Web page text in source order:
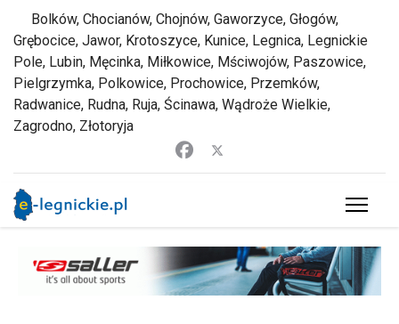
Bolków, Chocianów, Chojnów, Gaworzyce, Głogów,
Grębocice, Jawor, Krotoszyce, Kunice, Legnica, Legnickie
Pole, Lubin, Męcinka, Miłkowice, Mściwojów, Paszowice,
Pielgrzymka, Polkowice, Prochowice, Przemków,
Radwanice, Rudna, Ruja, Ścinawa, Wądroże Wielkie,
Zagrodno, Złotoryja